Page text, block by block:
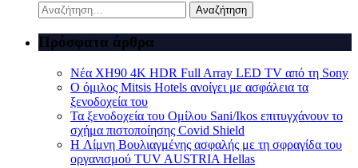
Αναζήτηση
για:
Πρόσφατα άρθρα
Νέα XH90 4K HDR Full Array LED TV από τη Sony
Ο όμιλος Mitsis Hotels ανοίγει με ασφάλεια τα
ξενοδοχεία του
Τα ξενοδοχεία του Ομίλου Sani/Ikos επιτυγχάνουν το
σχήμα πιστοποίησης Covid Shield
H Λίμνη Βουλιαγμένης ασφαλής με τη σφραγίδα του
οργανισμού TUV AUSTRIA Hellas